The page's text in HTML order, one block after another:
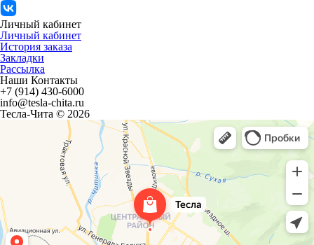
Личный кабинет
Личный кабинет
История заказа
Закладки
Рассылка
Наши Контакты
+7 (914) 430-6000
info@tesla-chita.ru
Тесла-Чита © 2026